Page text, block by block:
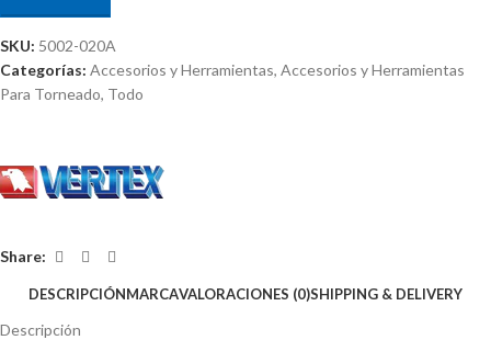
SKU: 5002-020A
Categorías: Accesorios y Herramientas, Accesorios y Herramientas
Para Torneado, Todo
Share:
DESCRIPCIÓNMARCAVALORACIONES (0)SHIPPING & DELIVERY
Descripción